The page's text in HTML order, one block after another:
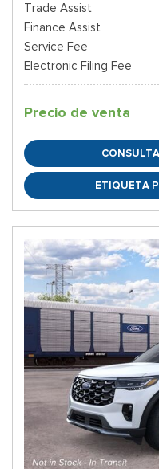
Trade Assist
Finance Assist
Service Fee
Electronic Filing Fee
Precio de venta
ETIQUETA